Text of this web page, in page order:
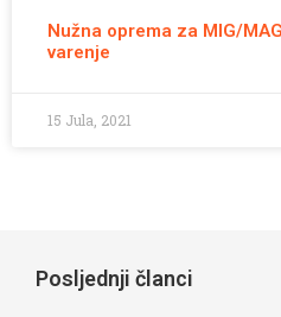
Nužna oprema za MIG/
varenje
15 Jula, 2021
Posljednji članci